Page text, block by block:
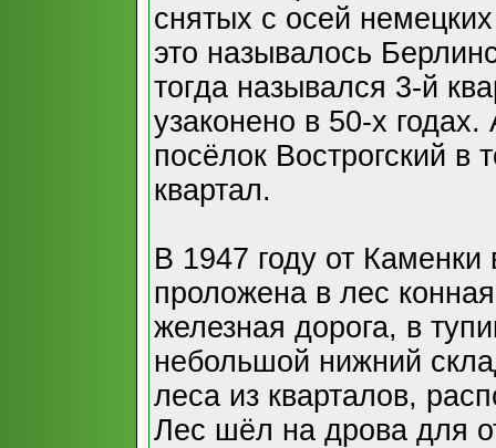
снятых с осей
это называлось
тогда назывался 3-й
узаконено в 50-х
посёлок Вострогский в
квартал.
В 1947 году от
проложена в лес
железная дорога, в
небольшой нижний
леса из кварталов,
Лес шёл на дрова для